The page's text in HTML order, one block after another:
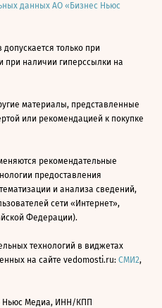
данных АО «Бизнес Ньюс
только при
и при наличии гиперссылки на
материалы, представленные
или рекомендацией к покупке
рекомендательные
предоставления
и анализа сведений,
сети «Интернет»,
Федерации).
технологий в виджетах
на сайте vedomosti.ru: СМИ2,
Ньюс Медиа, ИНН/КПП